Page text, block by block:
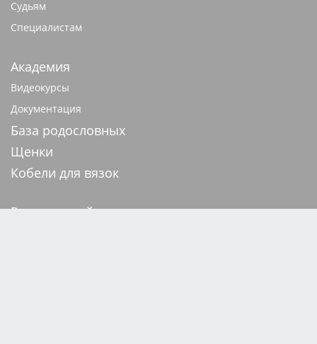
Судьям
Специалистам
Академия
Видеокурсы
Документация
База родословных
Щенки
Кобели для вязок
Редакция сайта